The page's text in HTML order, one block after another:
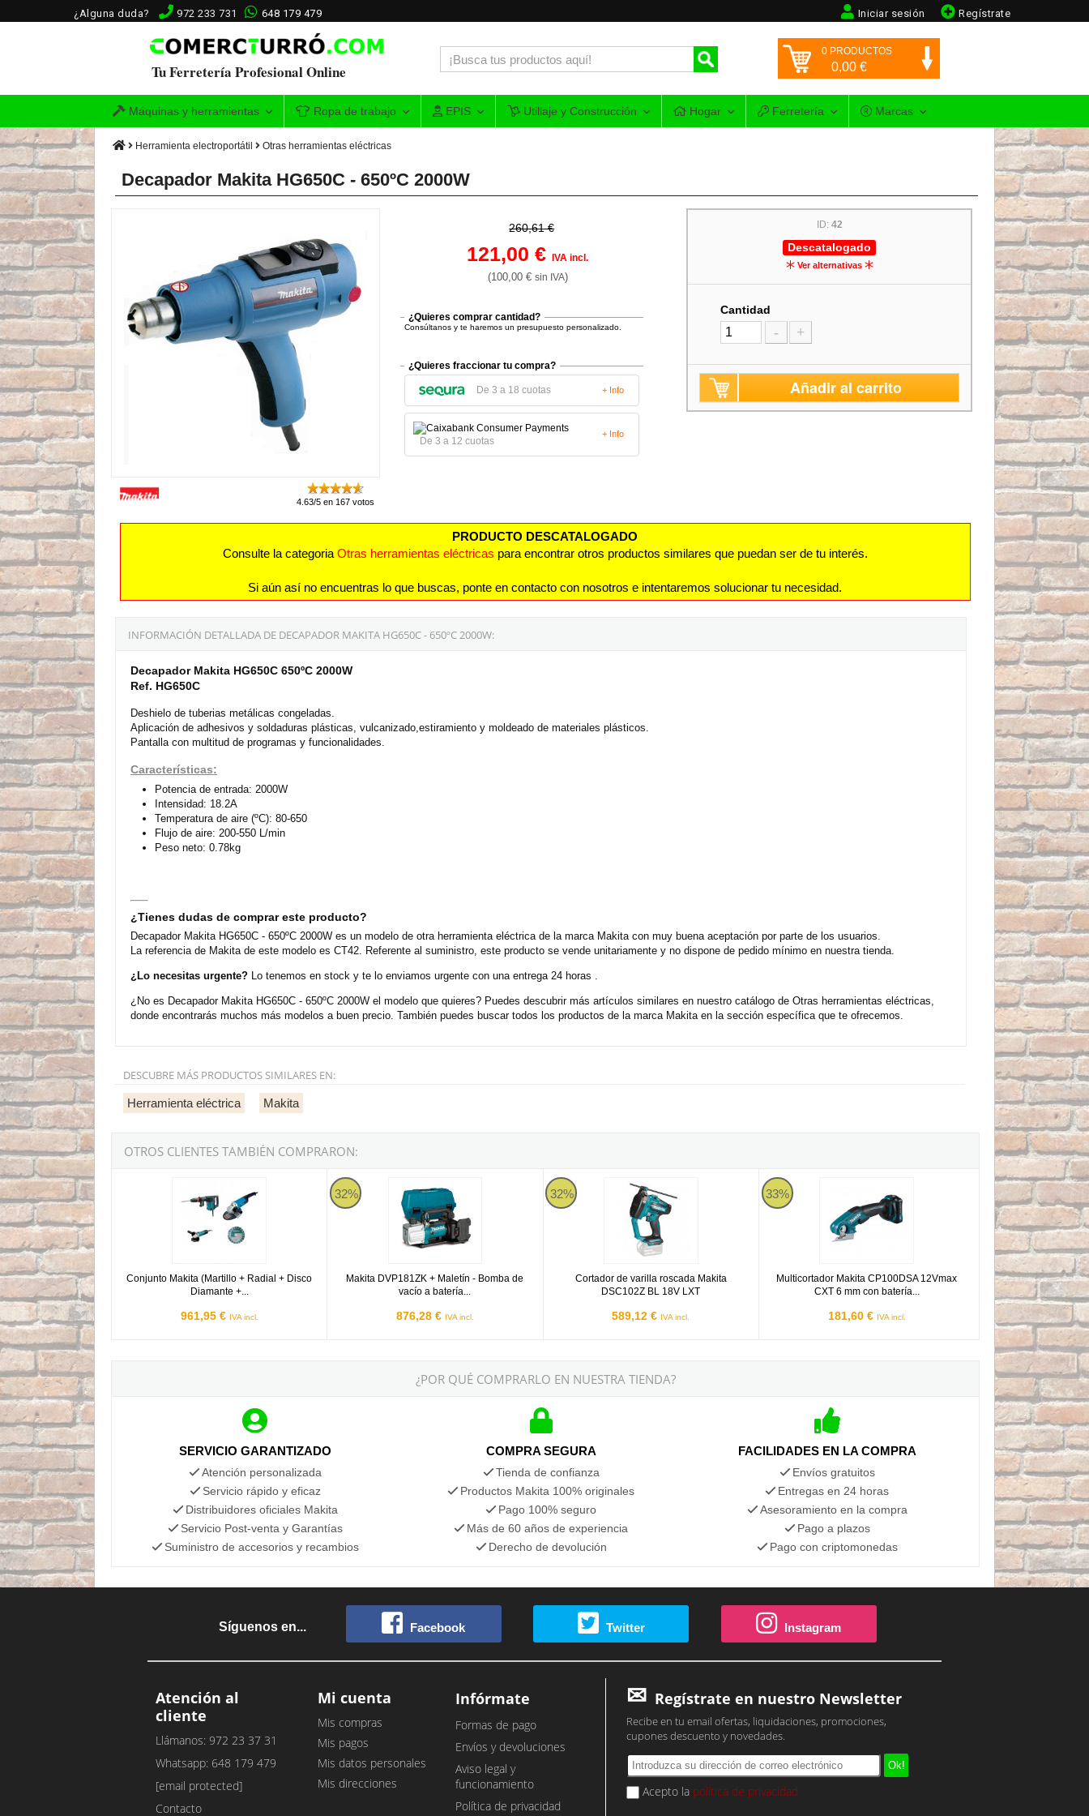
¿Alguna duda? 972 233 731 648 179 479 Regístrate
Iniciar sesión
Tu Ferretería Profesional Online
0 PRODUCTOS
0,00 €
Máquinas y herramientas Ropa de trabajo EPIS Utillaje y Construcción Hogar Ferretería Marcas
Herramienta electroportátil Otras herramientas eléctricas
Decapador Makita HG650C - 650ºC 2000W
4.63/5 en 167 votos
260,61 €
121,00 €IVA incl.
(100,00 € sin IVA)
¿Quieres comprar cantidad?
Consúltanos y te haremos un presupuesto personalizado.
¿Quieres fraccionar tu compra?
De 3 a 18 cuotas + Info
De 3 a 12 cuotas
+ Info
ID: 42
Descatalogado
Ver alternativas
Cantidad
- +
Añadir al carrito
PRODUCTO DESCATALOGADO
Consulte la categoria Otras herramientas eléctricas para encontrar otros productos similares que puedan ser de tu interés.
Si aún así no encuentras lo que buscas, ponte en contacto con nosotros e intentaremos solucionar tu necesidad.
INFORMACIÓN DETALLADA DE DECAPADOR MAKITA HG650C - 650ºC 2000W:
Decapador Makita HG650C 650ºC 2000W
Ref. HG650C
Deshielo de tuberias metálicas congeladas.
Aplicación de adhesivos y soldaduras plásticas, vulcanizado,estiramiento y moldeado de materiales plásticos.
Pantalla con multitud de programas y funcionalidades.
Características:
Potencia de entrada: 2000W
Intensidad: 18.2A
Temperatura de aire (ºC): 80-650
Flujo de aire: 200-550 L/min
Peso neto: 0.78kg
¿Tienes dudas de comprar este producto?
Decapador Makita HG650C - 650ºC 2000W es un modelo de otra herramienta eléctrica de la marca Makita con muy buena aceptación por parte de los usuarios.
La referencia de Makita de este modelo es CT42. Referente al suministro, este producto se vende unitariamente y no dispone de pedido mínimo en nuestra tienda.
¿Lo necesitas urgente? Lo tenemos en stock y te lo enviamos urgente con una entrega 24 horas .
¿No es Decapador Makita HG650C - 650ºC 2000W el modelo que quieres? Puedes descubrir más artículos similares en nuestro catálogo de Otras herramientas eléctricas,
donde encontrarás muchos más modelos a buen precio. También puedes buscar todos los productos de la marca Makita en la sección específica que te ofrecemos.
DESCUBRE MÁS PRODUCTOS SIMILARES EN:
Herramienta eléctrica Makita
OTROS CLIENTES TAMBIÉN COMPRARON:
Conjunto Makita (Martillo + Radial + Disco
Diamante +...
961,95 € IVA incl.
Conjunto Makita (Martillo + Radial + Disco Diamante + Miniamoladora)
32%
Makita DVP181ZK + Maletín - Bomba de
vacío a batería...
876,28 € IVA incl.
Makita DVP181ZK
32%
Cortador de varilla roscada Makita
DSC102Z BL 18V LXT
589,12 € IVA incl.
Cortador de varilla roscada Makita DSC102Z BL 18V LXT
33%
Multicortador Makita CP100DSA 12Vmax
CXT 6 mm con batería...
181,60 € IVA incl.
Multicortador Makita CP100DSA 12Vmax CXT 6 mm con
¿POR QUÉ COMPRARLO EN NUESTRA TIENDA?
SERVICIO GARANTIZADO
Atención personalizada
Servicio rápido y eficaz
Distribuidores oficiales Makita
Servicio Post-venta y Garantías
Suministro de accesorios y recambios
COMPRA SEGURA
Tienda de confianza
Productos Makita 100% originales
Pago 100% seguro
Más de 60 años de experiencia
Derecho de devolución
FACILIDADES EN LA COMPRA
Envíos gratuitos
Entregas en 24 horas
Asesoramiento en la compra
Pago a plazos
Pago con criptomonedas
Síguenos en... Facebook Twitter Instagram
Atención al
cliente
Llámanos: 972 23 37 31
Whatsapp: 648 179 479
[email protected]
Contacto
Mi cuenta
Mis compras
Mis pagos
Mis datos personales
Mis direcciones
Infórmate
Formas de pago
Envíos y devoluciones
Aviso legal y
funcionamiento
Política de privacidad
Regístrate en nuestro Newsletter
Recibe en tu email ofertas, liquidaciones, promociones,
cupones descuento y novedades.
Acepto la política de privacidad